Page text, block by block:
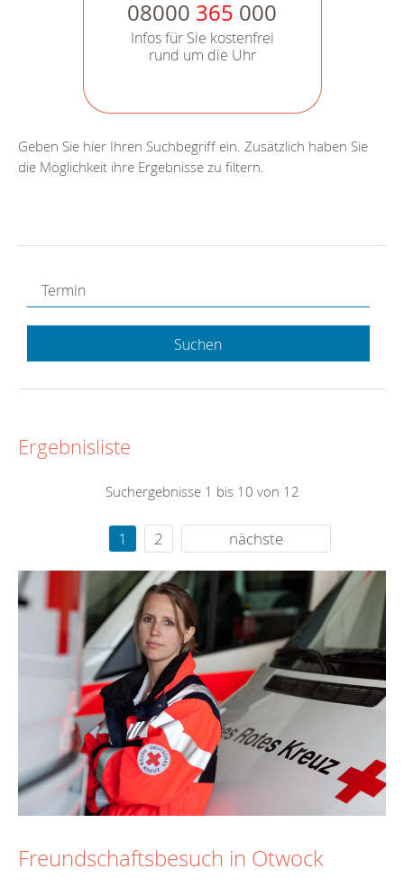
08000 365 000
Infos für Sie kostenfrei
rund um die Uhr
Geben Sie hier Ihren Suchbegriff ein. Zusätzlich haben Sie
die Möglichkeit ihre Ergebnisse zu filtern.
Suchen
Ergebnisliste
Suchergebnisse 1 bis 10 von 12
1 2 nächste
Freundschaftsbesuch in Otwock